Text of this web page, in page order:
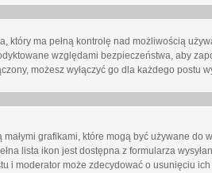
który ma pełną kontrolę nad możliwością
względami bezpieczeństwa, aby
możesz wyłączyć go dla każdego
małymi grafikami, które mogą być używane
lista ikon jest dostępna z formularza
i moderator może zdecydować o usunięciu ich